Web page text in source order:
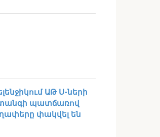
ԱԹ Ս-ների
պատճառով
փակվել են